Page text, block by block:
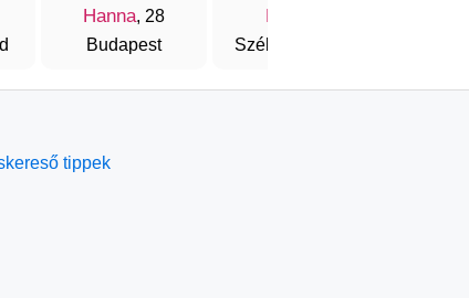
Hanna, 28
Budapest
Kitti
Székesfehérvár
tippek